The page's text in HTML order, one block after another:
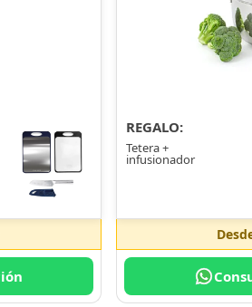
REGALO:
Tetera +
infusionador